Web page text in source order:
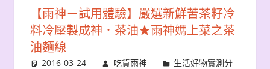
【雨神－試用體驗】嚴選新鮮苦茶籽冷
料冷壓製成神．茶油★雨神媽上菜之茶
油麵線
2016-03-24 吃貨雨神
生活好物實測分